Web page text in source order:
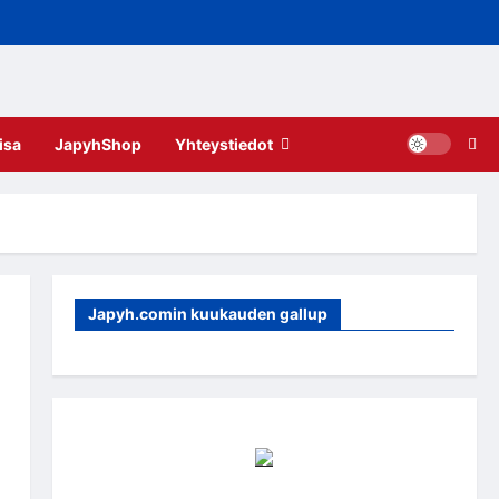
JapyhShop Yhteystiedot
Japyh.comin kuukauden gallup